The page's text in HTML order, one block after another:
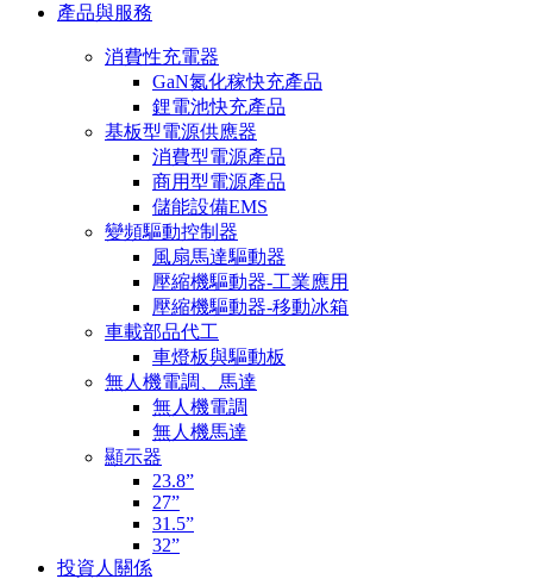
產品與服務
消費性充電器
GaN氮化稼快充產品
鋰電池快充產品
基板型電源供應器
消費型電源產品
商用型電源產品
儲能設備EMS
變頻驅動控制器
風扇馬達驅動器
壓縮機驅動器-工業應用
壓縮機驅動器-移動冰箱
車載部品代工
車燈板與驅動板
無人機電調、馬達
無人機電調
無人機馬達
顯示器
23.8”
27”
31.5”
32”
投資人關係